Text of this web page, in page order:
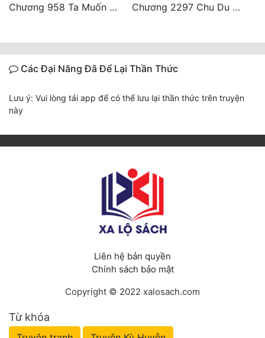
Chương 958 Ta Muốn Cùng Các Cô Vĩnh Viễn Ở Bên Nhau (2) Hết
Chương 2297 Chu Du Du mang thai
Các Đại Năng Đã Để Lại Thần Thức
Lưu ý: Vui lòng tải app để có thể lưu lại thần thức trên truyện
này
Liên hệ bản quyền
Chính sách bảo mật
Copyright © 2022 xalosach.com
Từ khóa